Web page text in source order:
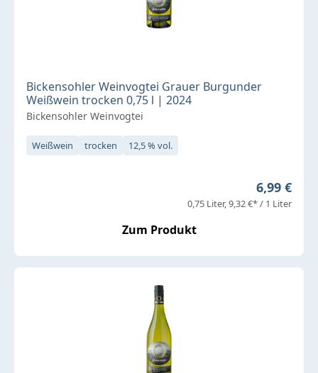
Bickensohler Weinvogtei Grauer Burgunder
Weißwein trocken 0,75 l | 2024
Bickensohler Weinvogtei
Weißwein trocken 12,5 % vol.
Regulärer
6,99 €
0,75 Liter 9,32 €* / 1 Liter
Zum Produkt